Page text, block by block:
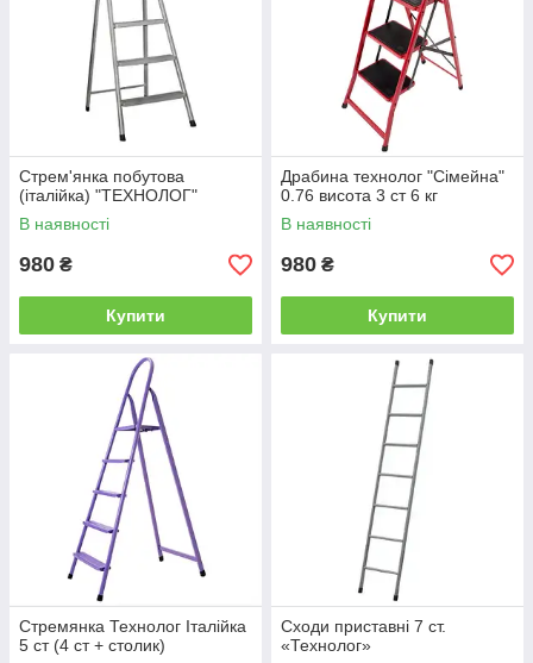
Стрем'янка побутова
(італійка) "ТЕХНОЛОГ"
В наявності
980 ₴
Купити
Драбина технолог "Сімейна"
0.76 висота 3 ст 6 кг
В наявності
980 ₴
Купити
Стремянка Технолог Італійка
5 ст (4 ст + столик)
Сходи приставні 7 ст.
«Технолог»